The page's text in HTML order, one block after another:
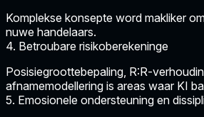
Komplekse konsepte word makliker
nuwe handelaars.
4. Betroubare risikoberekeninge
Posisiegroottebepaling, R:R-
afnamemodellering is areas waar KI
5. Emosionele ondersteuning en